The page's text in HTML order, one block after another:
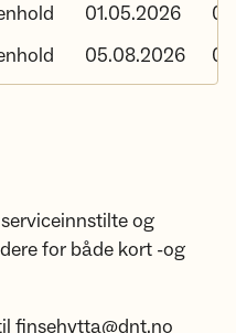
01.05.2026
05.08.2026
og
for både kort -og
finsehytta@dnt.no